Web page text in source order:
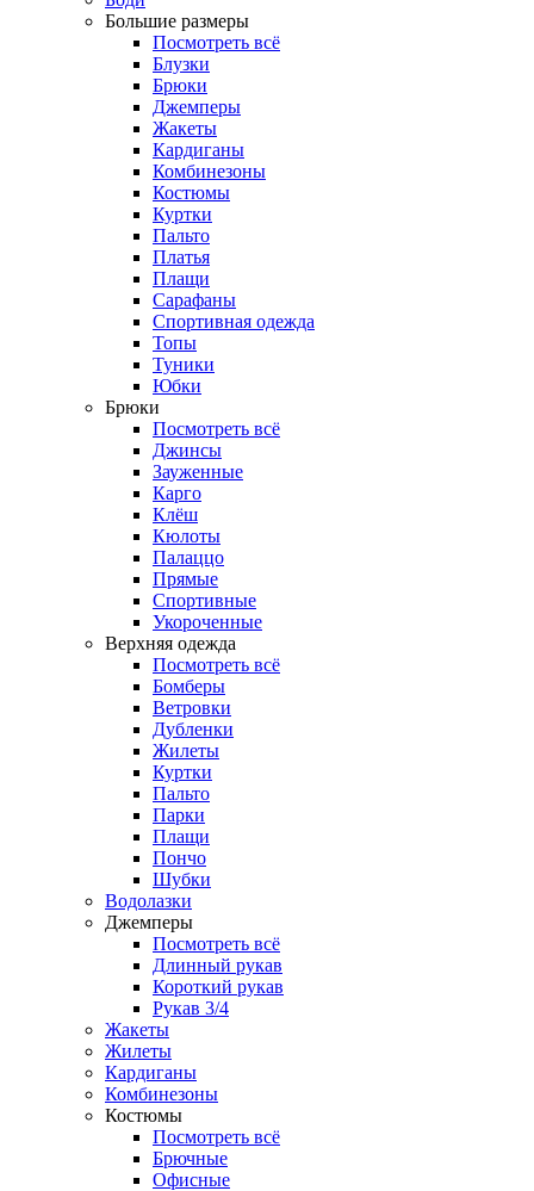
Большие размеры
Посмотреть всё
Блузки
Брюки
Джемперы
Жакеты
Кардиганы
Комбинезоны
Костюмы
Куртки
Пальто
Платья
Плащи
Сарафаны
Спортивная одежда
Топы
Туники
Юбки
Брюки
Посмотреть всё
Джинсы
Зауженные
Карго
Клёш
Кюлоты
Палаццо
Прямые
Спортивные
Укороченные
Верхняя одежда
Посмотреть всё
Бомберы
Ветровки
Дубленки
Жилеты
Куртки
Пальто
Парки
Плащи
Пончо
Шубки
Водолазки
Джемперы
Посмотреть всё
Длинный рукав
Короткий рукав
Рукав 3/4
Жакеты
Жилеты
Кардиганы
Комбинезоны
Костюмы
Посмотреть всё
Брючные
Офисные